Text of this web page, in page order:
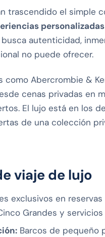
trascendido el simple
autenticidad,
no puede ofrecer.
como Abercrombie &
cenas privadas en
El lujo está en los
de una colección
viaje de lujo
exclusivos en reservas
Grandes y
Barcos de pequeño